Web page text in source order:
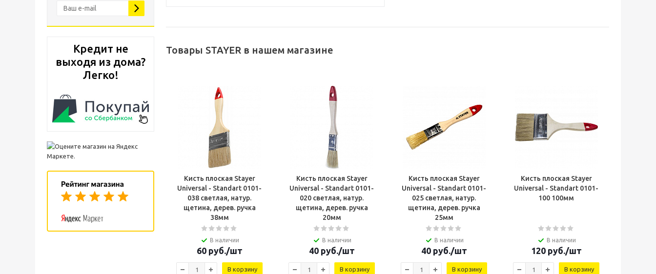
Кредит не
выходя из дома?
Легко!
Товары STAYER в нашем магазине
Кисть плоская Stayer
Universal - Standart 0101-
038 светлая, натур.
щетина, дерев. ручка
38мм
В наличии
60руб./шт
В корзину
Кисть плоская Stayer
Universal - Standart 0101-
020 светлая, натур.
щетина, дерев. ручка
20мм
В наличии
40руб./шт
В корзину
Кисть плоская Stayer
Universal - Standart 0101-
025 светлая, натур.
щетина, дерев. ручка
25мм
В наличии
40руб./шт
В корзину
Кисть плоская Stayer
Universal - Standart 0101-
100 100мм
В наличии
120руб./шт
В корзину